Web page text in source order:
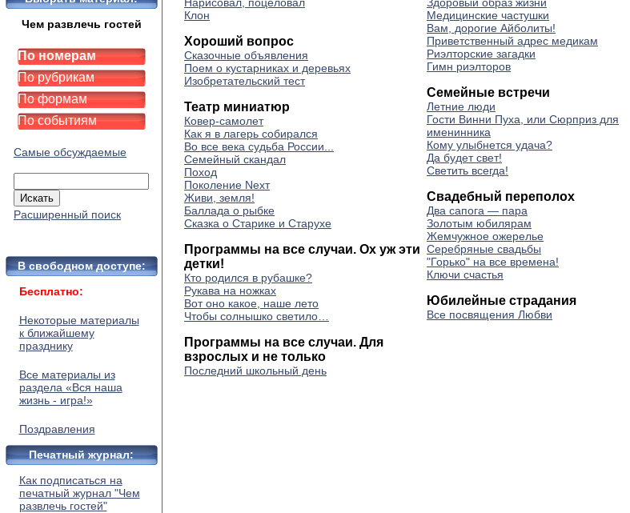
Чем развлечь гостей
По номерам
По рубрикам
По формам
По событиям
Самые обсуждаемые
Расширенный поиск
В свободном доступе:
Бесплатно:
Некоторые материалы
к ближайшему
празднику
Все материалы из
раздела «Вся наша
жизнь - игра!»
Поздравления
Печатный журнал:
Как подписаться на
печатный журнал "Чем
развлечь гостей"
Клон
Хороший вопрос
Сказочные объявления
Поем о кустарниках и деревьях
Изобретательский тест
Театр миниатюр
Ковер-самолет
Как я в лагерь собирался
Во все века судьба России...
Семейный скандал
Поход
Поколение Neхт
Живи, земля!
Баллада о рыбке
Сказка о Старике и Старухе
Программы на все случаи. Ох уж эти
детки!
Кто родился в рубашке?
Рукава на ножках
Вот оно какое, наше лето
Чтобы солнышко светило…
Программы на все случаи. Для
взрослых и не только
Последний школьный день
Медицинские частушки
Вам, дорогие Айболиты!
Приветственный адрес медикам
Риэлторские загадки
Гимн риэлторов
Семейные встречи
Летние люди
Гости Винни Пуха, или Сюрприз для
именинника
Кому улыбнется удача?
Да будет свет!
Светить всегда!
Свадебный переполох
Два сапога — пара
Золотым юбилярам
Жемчужное ожерелье
Серебряные свадьбы
"Горько" на все времена!
Ключи счастья
Юбилейные страдания
Все посвящения Любви